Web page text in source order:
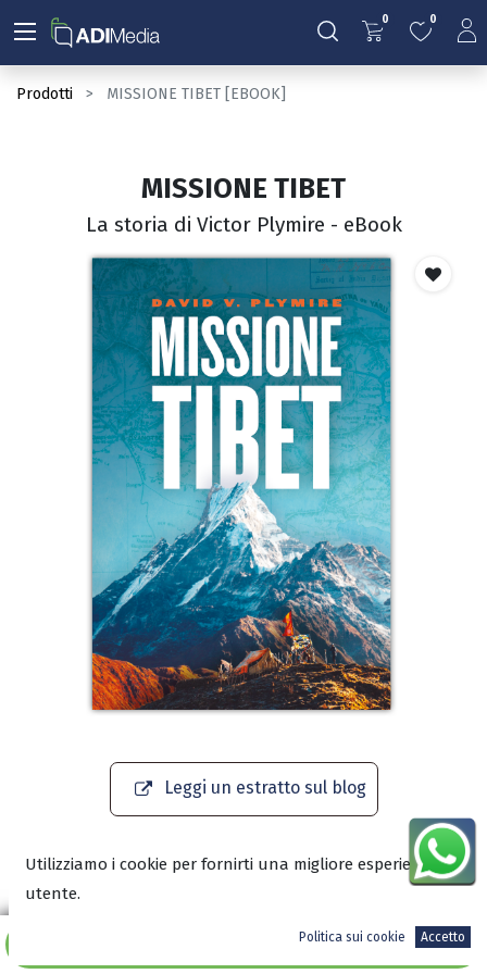
0 0
Prodotti MISSIONE TIBET [EBOOK]
Aggiungi al carrello
MISSIONE TIBET
La storia di Victor Plymire - eBook
Leggi un estratto sul blog
Scarica l'anteprima in PDF
Utilizziamo i cookie per fornirti una migliore esperienza
utente.
Politica sui cookie Accetto